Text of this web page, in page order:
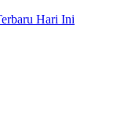
Hari Ini